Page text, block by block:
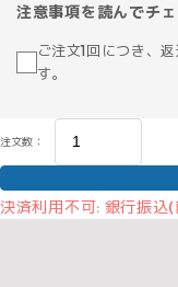
注意事項を読んでチ
ご注文1回につき、
す。
注文数：
決済利用不可: 銀行振込(